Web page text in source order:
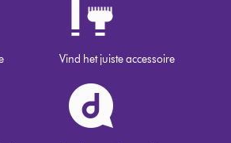
Vind het juiste accessoire